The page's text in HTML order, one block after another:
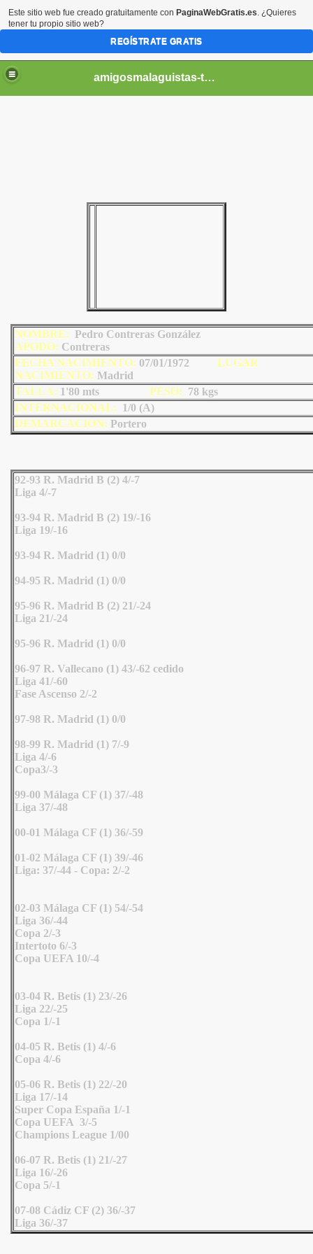
amigosmalaguistas-temporadas
NOMBRE: Pedro Contreras González
APODO: Contreras
FECHA NACIMIENTO: 07/01/1972 LUGAR
NACIMIENTO: Madrid
TALLA: 1'80 mts PESO: 78 kgs
INTERNACIONAL: 1/0 (A)
DEMARCACIÓN: Portero
92-93 R. Madrid B (2) 4/-7
Liga 4/-7
93-94 R. Madrid B (2) 19/-16
Liga 19/-16
93-94 R. Madrid (1) 0/0
94-95 R. Madrid (1) 0/0
95-96 R. Madrid B (2) 21/-24
Liga 21/-24
95-96 R. Madrid (1) 0/0
96-97 R. Vallecano (1) 43/-62 cedido
Liga 41/-60
Fase Ascenso 2/-2
97-98 R. Madrid (1) 0/0
98-99 R. Madrid (1) 7/-9
Liga 4/-6
Copa3/-3
99-00 Málaga CF (1) 37/-48
Liga 37/-48
00-01 Málaga CF (1) 36/-59
01-02 Málaga CF (1) 39/-46
Liga: 37/-44 - Copa: 2/-2
02-03 Málaga CF (1) 54/-54
Liga 36/-44
Copa 2/-3
Intertoto 6/-3
Copa UEFA 10/-4
03-04 R. Betis (1) 23/-26
Liga 22/-25
Copa 1/-1
04-05 R. Betis (1) 4/-6
Copa 4/-6
05-06 R. Betis (1) 22/-20
Liga 17/-14
Super Copa España 1/-1
Copa UEFA 3/-5
Champions League 1/00
06-07 R. Betis (1) 21/-27
Liga 16/-26
Copa 5/-1
07-08 Cádiz CF (2) 36/-37
Liga 36/-37
Este sitio web fue creado gratuitamente con PaginaWebGratis.es. ¿Quieres
tener tu propio sitio web?
REGÍSTRATE GRATIS